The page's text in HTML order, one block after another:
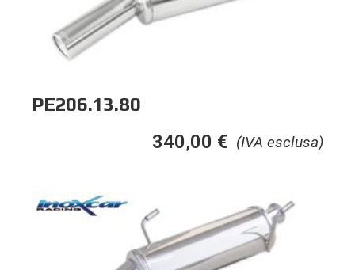
PE206.13.80
(IVA esclusa)
340,00 €